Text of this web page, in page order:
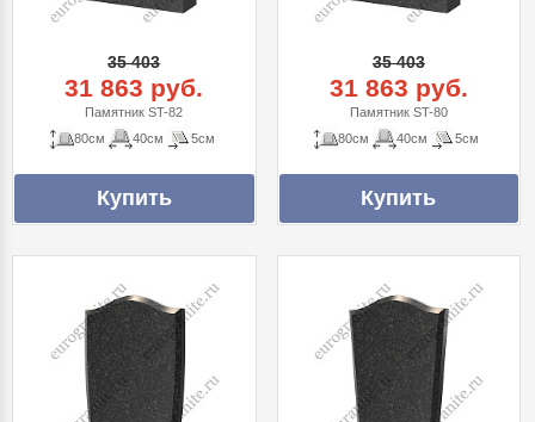
35 403
31 863 руб.
Памятник ST-82
80см
40см 5см
35 403
31 863 руб.
Памятник ST-80
80см
40см 5см